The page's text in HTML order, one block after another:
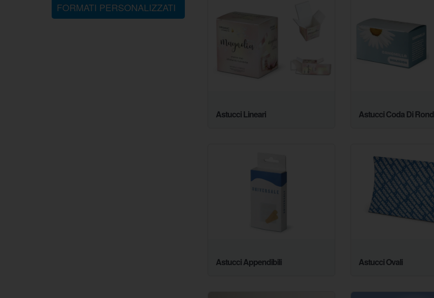
FORMATI PERSONALIZZATI
Astucci Lineari Astucci Coda Di
Astucci Appendibili Astucci Ovali